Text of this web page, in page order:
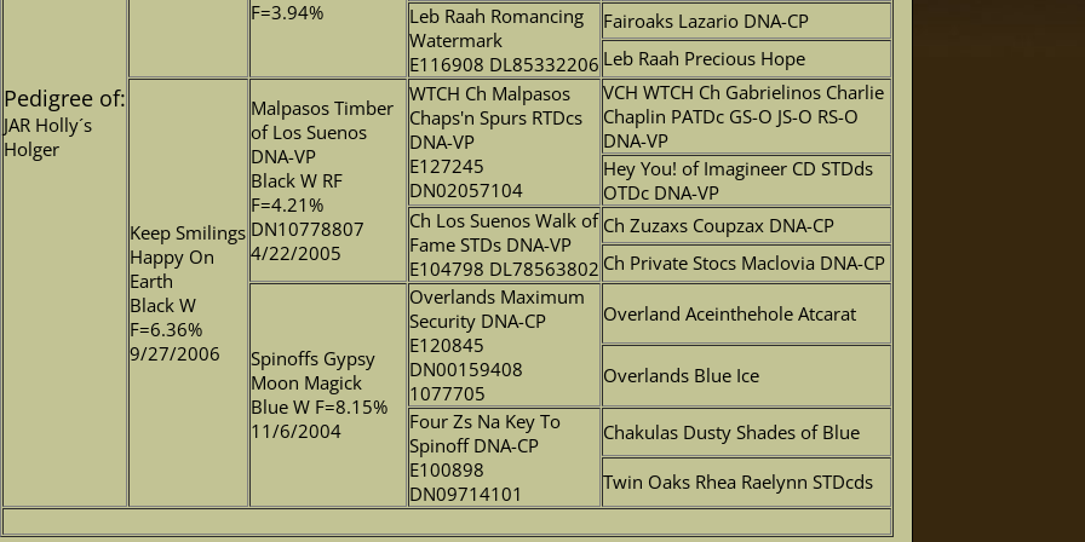
Pedigree of:
JAR Holly´s
Holger
F=3.94%
Leb Raah Romancing
Watermark
E116908 DL85332206
Fairoaks Lazario DNA-CP
Leb Raah Precious Hope
Keep Smilings
Happy On
Earth
Black W
F=6.36%
9/27/2006
Malpasos Timber
of Los Suenos
DNA-VP
Black W RF
F=4.21%
DN10778807
4/22/2005
WTCH Ch Malpasos
Chaps'n Spurs RTDcs
DNA-VP
E127245
DN02057104
VCH WTCH Ch Gabrielinos Charlie
Chaplin PATDc GS-O JS-O RS-O
DNA-VP
Hey You! of Imagineer CD STDds
OTDc DNA-VP
Ch Los Suenos Walk of
Fame STDs DNA-VP
E104798 DL78563802
Ch Zuzaxs Coupzax DNA-CP
Ch Private Stocs Maclovia DNA-CP
Spinoffs Gypsy
Moon Magick
Blue W F=8.15%
11/6/2004
Overlands Maximum
Security DNA-CP
E120845
DN00159408
1077705
Overland Aceinthehole Atcarat
Overlands Blue Ice
Four Zs Na Key To
Spinoff DNA-CP
E100898
DN09714101
Chakulas Dusty Shades of Blue
Twin Oaks Rhea Raelynn STDcds